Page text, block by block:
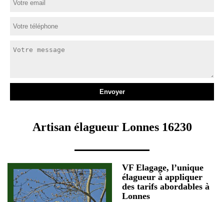
Artisan élagueur Lonnes 16230
VF Elagage, l’unique
élagueur à appliquer
des tarifs abordables à
Lonnes